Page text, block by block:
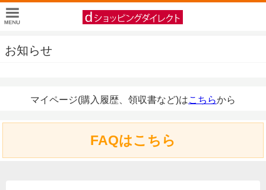
お知らせ
マイページ(購入履歴、領収書など)はこちらから
FAQはこちら